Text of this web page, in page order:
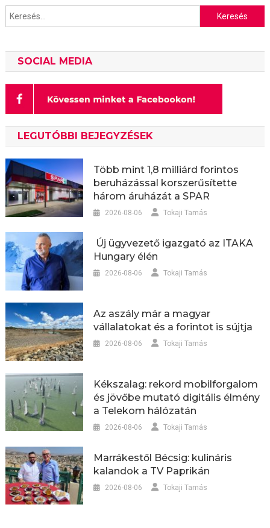
Keresés:
SOCIAL MEDIA
LEGUTÓBBI BEJEGYZÉSEK
Több mint 1,8 milliárd forintos
beruházással korszerűsítette
három áruházát a SPAR
2026-08-06 Tokaji Tamás
Új ügyvezető igazgató az ITAKA
Hungary élén
2026-08-06 Tokaji Tamás
Az aszály már a magyar
vállalatokat és a forintot is sújtja
2026-08-06 Tokaji Tamás
Kékszalag: rekord mobilforgalom
és jövőbe mutató digitális élmény
a Telekom hálózatán
2026-08-06 Tokaji Tamás
Marrákestől Bécsig: kulináris
kalandok a TV Paprikán
2026-08-06 Tokaji Tamás